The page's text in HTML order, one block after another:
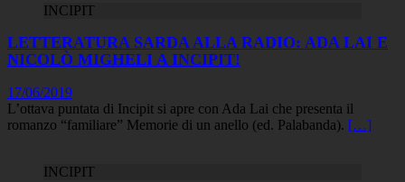
INCIPIT
LETTERATURA SARDA ALLA RADIO: ADA LAI E
NICOLÒ MIGHELI A INCIPIT!
17/06/2019
L’ottava puntata di Incipit si apre con Ada Lai che presenta il
romanzo “familiare” Memorie di un anello (ed. Palabanda). […]
INCIPIT